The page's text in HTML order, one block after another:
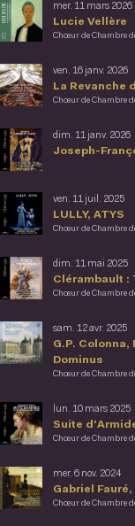
Lucie Vellère
mer. 11 mars 2026
Chœur de Chambre
La Revanche
ven. 16 janv. 2026
Chœur de Chambre
Joseph-
dim. 11 janv. 2026
LULLY, ATYS
ven. 11 juil. 2025
Chœur de Chambre
Clérambault :
dim. 11 mai 2025
Chœur de Chambre
G.P.
Dominus
sam. 12 avr. 2025
Chœur de Chambre
Suite
lun. 10 mars 2025
Chœur de Chambre
Gabriel Fauré,
mer. 6 nov. 2024
Chœur de Chambre